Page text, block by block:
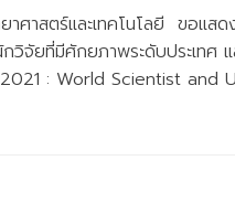
าศาสตร์และเทคโนโลยี ขอแส
วิจัยที่มีศักยภาพระดับประเทศ
: World Scientist and